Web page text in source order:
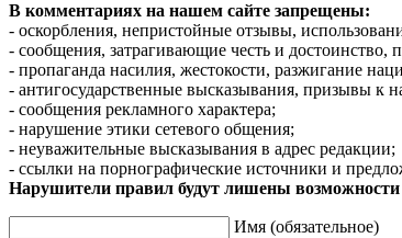
В комментариях на нашем сайте запрещены:
- оскорбления, непристойные отзывы,
- сообщения, затрагивающие честь и достоинство,
- пропаганда насилия, жестокости, разжигание
- антигосударственные высказывания, призывы к
- сообщения рекламного характера;
- нарушение этики сетевого общения;
- неуважительные высказывания в адрес редакции;
- ссылки на порнографические источники и
Нарушители правил будут лишены
Имя (обязательное)